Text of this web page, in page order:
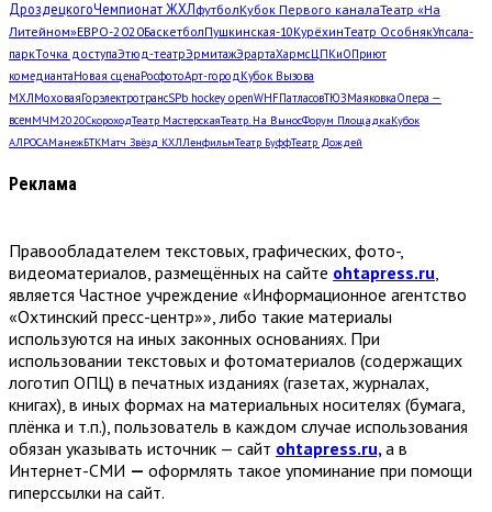
ДроздецкогоЧемпионат ЖХЛфутболКубок Первого каналаТеатр «На
Литейном»ЕВРО-2020БаскетболПушкинская-10КурёхинТеатр ОсобнякУпсала-
паркТочка доступаЭтюд-театрЭрмитажЭрартаХармсЦПКиОПриют
комедиантаНовая сценаРосфотоАрт-город Кубок Вызова
МХЛМоховаяГорэлектротрансSPb hockey openWHFПатласовТЮЗМаяковкаОпера —
всемМЧМ2020СкороходТеатр МастерскаяТеатр. На ВыносФорум ПлощадкаКубок
АЛРОСАМанежБТКМатч Звёзд КХЛЛенфильмТеатр БуффТеатр Дождей
Реклама
Правообладателем текстовых, графических, фото-,
видеоматериалов, размещённых на сайте ohtapress.ru,
является Частное учреждение «Информационное агентство
«Охтинский пресс-центр»», либо такие материалы
используются на иных законных основаниях. При
использовании текстовых и фотоматериалов (содержащих
логотип ОПЦ) в печатных изданиях (газетах, журналах,
книгах), в иных формах на материальных носителях (бумага,
плёнка и т.п.), пользователь в каждом случае использования
обязан указывать источник — сайт ohtapress.ru, а в
Интернет-СМИ — оформлять такое упоминание при помощи
гиперссылки на сайт.